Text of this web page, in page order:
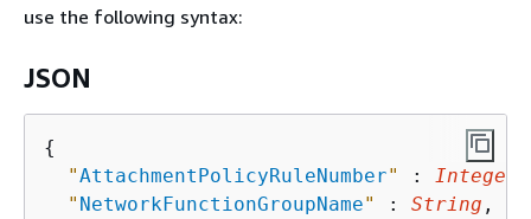
use the following syntax:
JSON
{
"AttachmentPolicyRuleNumber" : Integer
" NetworkFunctionGroupName" : String ,